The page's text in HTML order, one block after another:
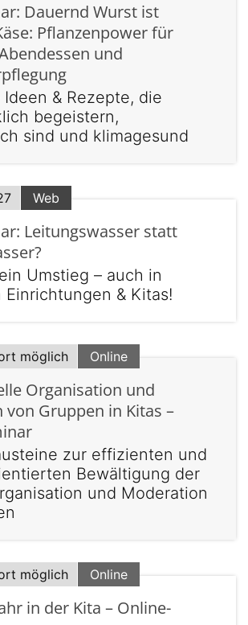
Dauernd Wurst ist
Pflanzenpower für
und
Ideen & Rezepte, die
begeistern,
sind und klimagesund
Web
Leitungswasser statt
Umstieg – auch in
Einrichtungen & Kitas!
möglich Online
Organisation und
Gruppen in Kitas –
zur effizienten und
Bewältigung der
und Moderation
möglich Online
in der Kita – Online-